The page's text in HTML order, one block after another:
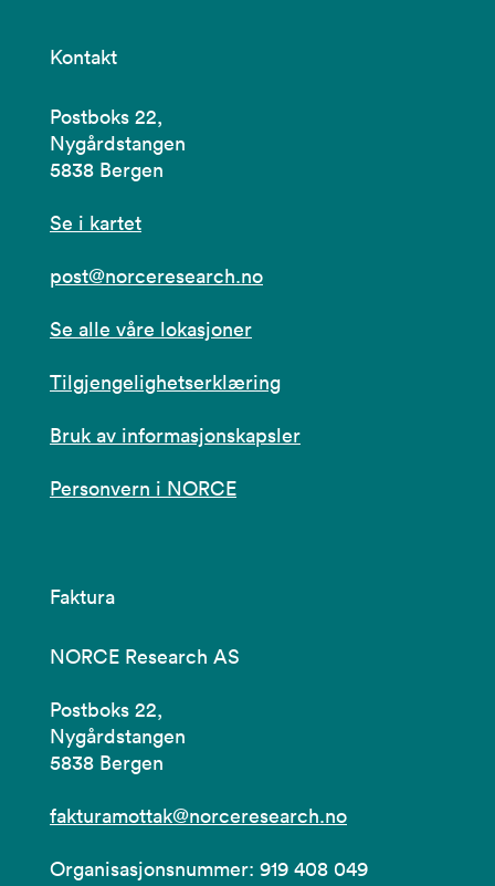
Kontakt
Postboks 22,
Nygårdstangen
5838 Bergen
Se i kartet
post@norceresearch.no
Se alle våre lokasjoner
Tilgjengelighetserklæring
Bruk av informasjonskapsler
Personvern i NORCE
Faktura
NORCE Research AS
Postboks 22,
Nygårdstangen
5838 Bergen
fakturamottak@norceresearch.no
Organisasjonsnummer: 919 408 049